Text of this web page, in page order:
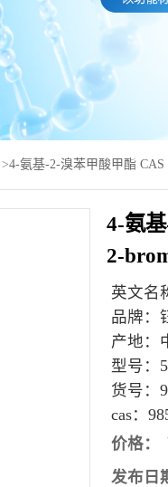
>4-氨基-2-溴苯甲酸甲酯 CAS
4-氨
2-
英文名
品牌：
产地：
型号：
货号：
cas：
价格：
发布日